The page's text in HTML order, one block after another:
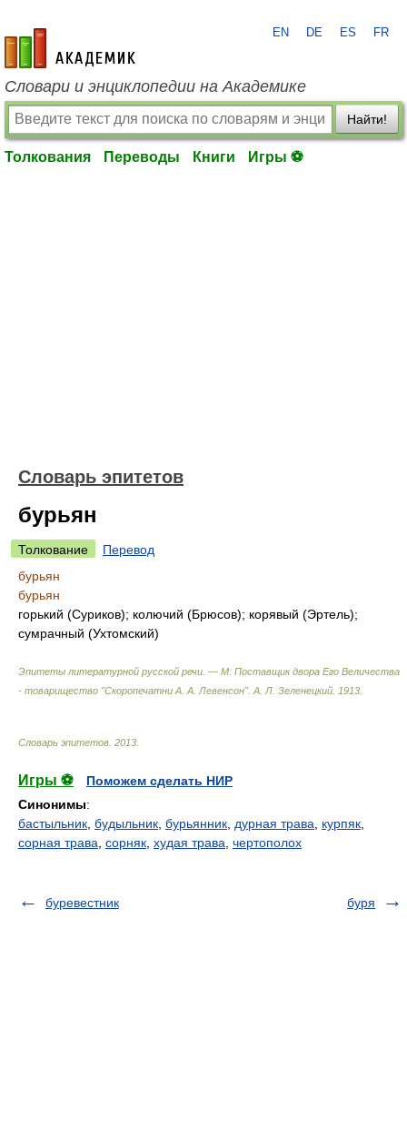
academic.ru
EN DE ES FR
Словари и энциклопедии на Академике
Найти!
Толкования Переводы Книги Игры ⚽
Словарь эпитетов
бурьян
Толкование
Перевод
бурьян
бурьян
горький (Суриков); колючий (Брюсов); корявый (Эртель);
сумрачный (Ухтомский)
Эпитеты литературной русской речи. — М: Поставщик двора Его Величества
- товарищество "Скоропечатни А. А. Левенсон". А. Л. Зеленецкий 1913
Словарь эпитетов 2013
Игры ⚽
Поможем сделать НИР
Синонимы:
бастыльник будыльник бурьянник дурная трава курпяк
сорная трава сорняк худая трава чертополох
буревестник буря